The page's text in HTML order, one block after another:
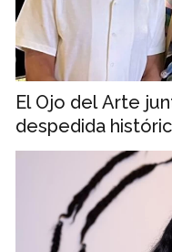
El Ojo del Arte
despedida